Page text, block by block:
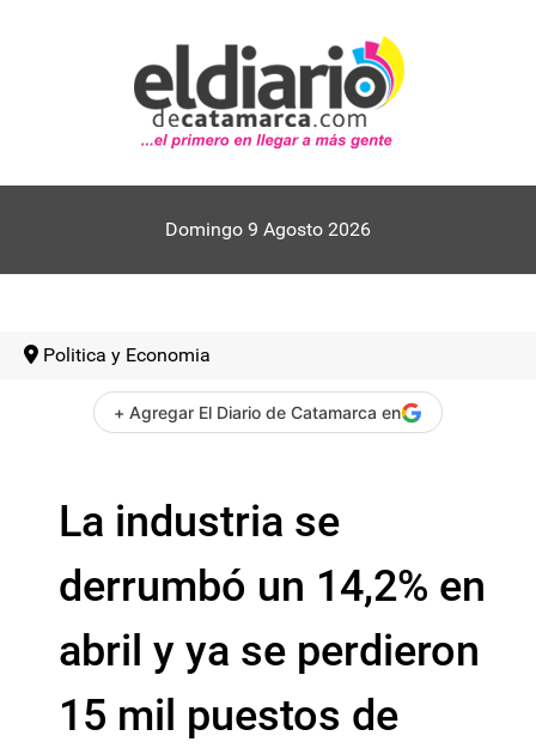
Domingo 9 Agosto 2026
Politica y Economia
+ Agregar El Diario de Catamarca en
La industria se
derrumbó un 14,2% en
abril y ya se perdieron
15 mil puestos de